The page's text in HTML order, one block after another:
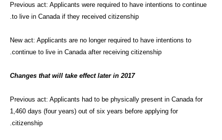
Previous act: Applicants were required to have intentions to continue
to live in Canada if they received citizenship.
New act: Applicants are no longer required to have intentions to
continue to live in Canada after receiving citizenship.
Changes that will take effect later in 2017
Previous act: Applicants had to be physically present in Canada for
1,460 days (four years) out of six years before applying for
citizenship.